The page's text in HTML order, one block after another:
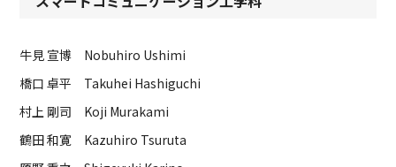
牛見 宣博 Nobuhiro Ushimi
橋口 卓平 Takuhei Hashiguchi
村上 剛司 Koji Murakami
鶴田 和寛 Kazuhiro Tsuruta